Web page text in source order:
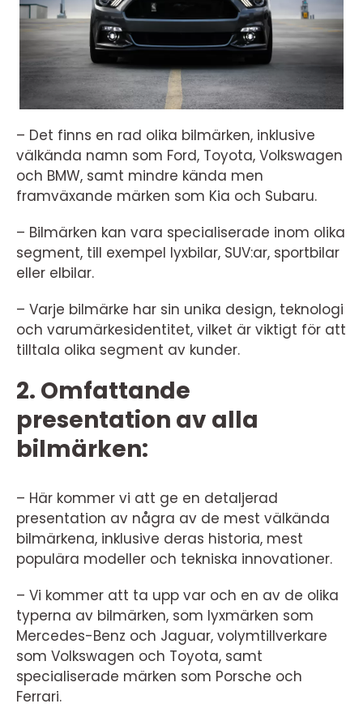
– Det finns en rad olika bilmärken, inklusive
välkända namn som Ford, Toyota, Volkswagen
och BMW, samt mindre kända men
framväxande märken som Kia och Subaru.
– Bilmärken kan vara specialiserade inom olika
segment, till exempel lyxbilar, SUV:ar, sportbilar
eller elbilar.
– Varje bilmärke har sin unika design, teknologi
och varumärkesidentitet, vilket är viktigt för att
tilltala olika segment av kunder.
2. Omfattande
presentation av alla
bilmärken:
– Här kommer vi att ge en detaljerad
presentation av några av de mest välkända
bilmärkena, inklusive deras historia, mest
populära modeller och tekniska innovationer.
– Vi kommer att ta upp var och en av de olika
typerna av bilmärken, som lyxmärken som
Mercedes-Benz och Jaguar, volymtillverkare
som Volkswagen och Toyota, samt
specialiserade märken som Porsche och
Ferrari.